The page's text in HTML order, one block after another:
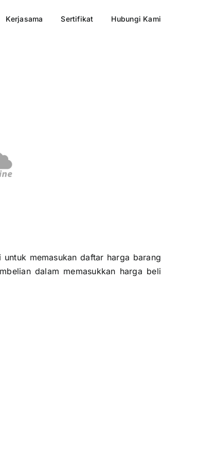
Kerjasama Sertifikat Hubungi Kami
memasukan daftar harga barang
dalam memasukkan harga beli